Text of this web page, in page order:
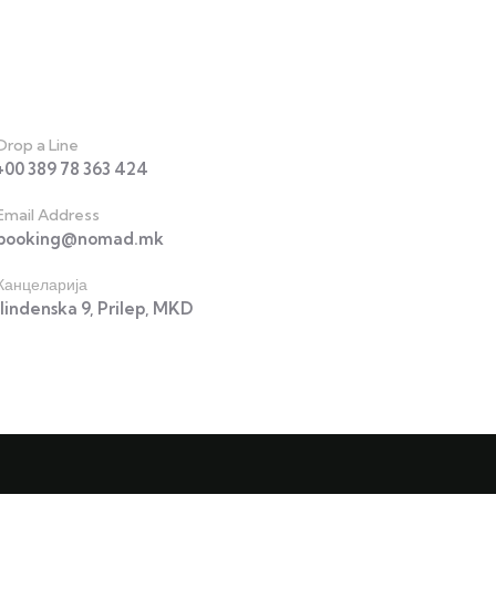
a Line
389 78 363 424
Address
9, Prilep, MKD